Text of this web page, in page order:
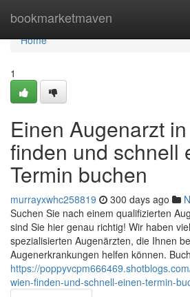
bookmarketmaven
Home
Home
1
Einen Augenarzt
finden und schnell
Termin buchen
murrayxwhc258819 300 days ago
Suchen Sie nach einem qualifizierten
sind Sie hier genau richtig! Wir haben
spezialisierten Augenärzten, die Ihnen
Augenerkrankungen helfen können.
https://
wien-finden-und-schnell-einen-termin-